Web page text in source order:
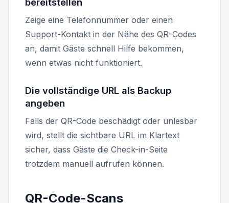
Zeige eine Telefonnummer oder einen
Support-Kontakt in der Nähe des QR-Codes
an, damit Gäste schnell Hilfe bekommen,
wenn etwas nicht funktioniert.
Die vollständige URL als Backup
angeben
Falls der QR-Code beschädigt oder unlesbar
wird, stellt die sichtbare URL im Klartext
sicher, dass Gäste die Check-in-Seite
trotzdem manuell aufrufen können.
QR-Code-Scans